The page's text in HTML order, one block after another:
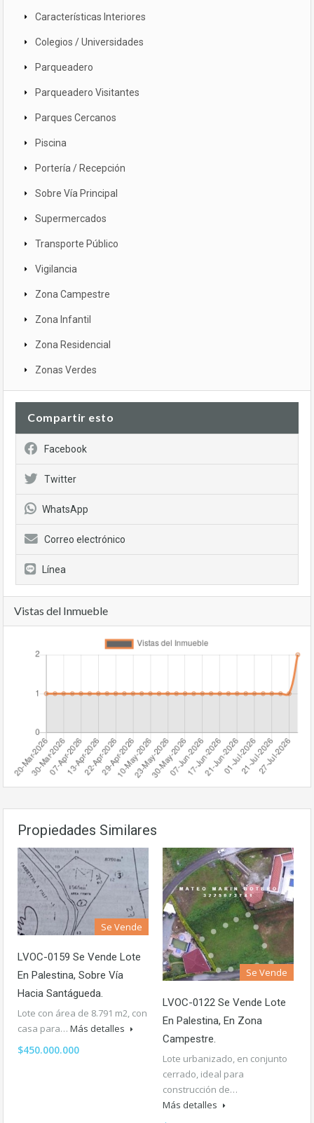
Características Interiores
Colegios / Universidades
Parqueadero
Parqueadero Visitantes
Parques Cercanos
Piscina
Portería / Recepción
Sobre Vía Principal
Supermercados
Transporte Público
Vigilancia
Zona Campestre
Zona Infantil
Zona Residencial
Zonas Verdes
Compartir esto
Facebook
Twitter
WhatsApp
Correo electrónico
Línea
Vistas del Inmueble
Propiedades Similares
Se Vende
LVOC-0159 Se Vende Lote
En Palestina, Sobre Vía
Hacia Santágueda.
Lote con área de 8.791 m2, con
casa para… Más detalles
$450.000.000
Se Vende
LVOC-0122 Se Vende Lote
En Palestina, En Zona
Campestre.
Lote urbanizado, en conjunto
cerrado, ideal para
construcción de…
Más detalles